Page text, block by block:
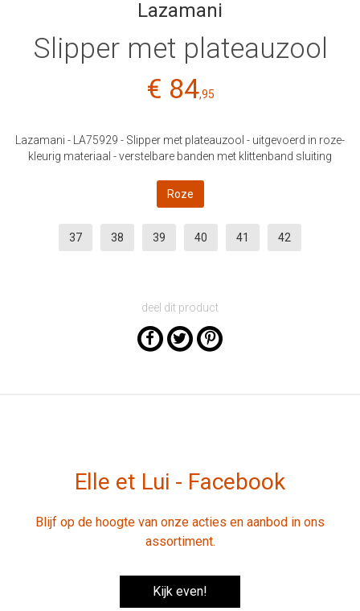
Lazamani
Slipper met plateauzool
€ 84,95
Lazamani - LA75929 - Slipper met plateauzool - uitgevoerd in roze-
kleurig materiaal - verstelbare banden met klittenband sluiting
Roze
37 38 39 40 41 42
deel dit product
Elle et Lui - Facebook
Blijf op de hoogte van onze acties en aanbod in ons
assortiment.
Kijk even!